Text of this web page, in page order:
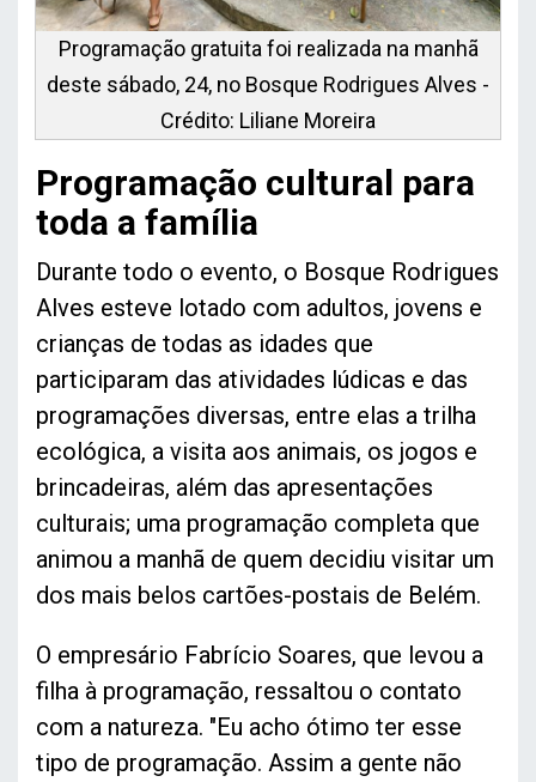
Programação gratuita foi realizada na manhã
deste sábado, 24, no Bosque Rodrigues Alves -
Crédito: Liliane Moreira
Programação cultural para
toda a família
Durante todo o evento, o Bosque Rodrigues
Alves esteve lotado com adultos, jovens e
crianças de todas as idades que
participaram das atividades lúdicas e das
programações diversas, entre elas a trilha
ecológica, a visita aos animais, os jogos e
brincadeiras, além das apresentações
culturais; uma programação completa que
animou a manhã de quem decidiu visitar um
dos mais belos cartões-postais de Belém.
O empresário Fabrício Soares, que levou a
filha à programação, ressaltou o contato
com a natureza. "Eu acho ótimo ter esse
tipo de programação. Assim a gente não